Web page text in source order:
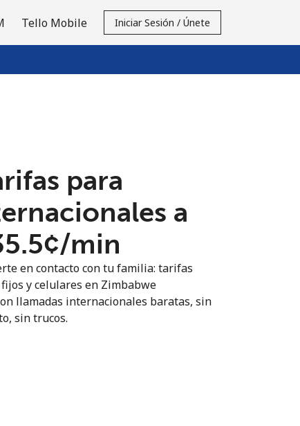
Tello Mobile Iniciar Sesión / Únete
para
a
min
en contacto con tu familia: tarifas
y celulares en Zimbabwe
llamadas internacionales baratas, sin
sin trucos.